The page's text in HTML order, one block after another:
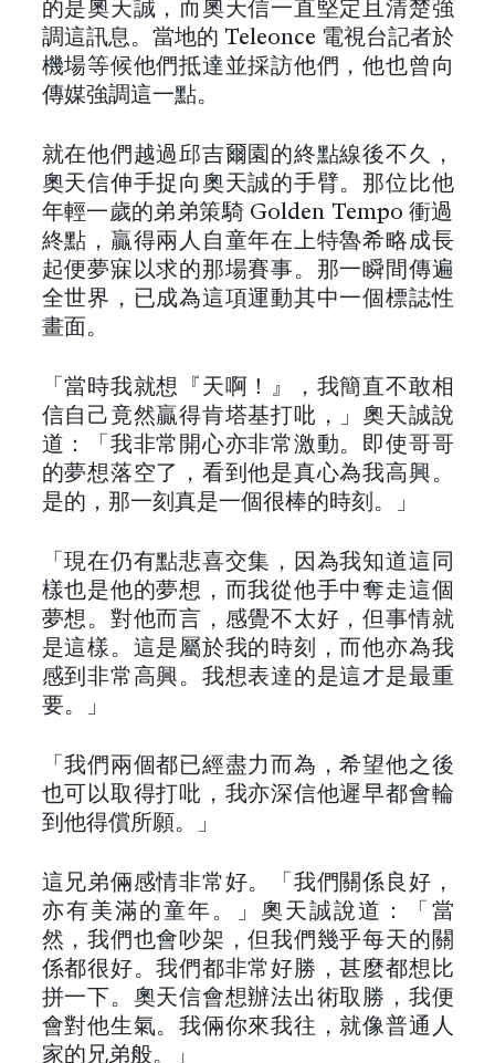
的是奧天誠，而奧天信一直堅定且清楚強
調這訊息。當地的 Teleonce 電視台記者於
機場等候他們抵達並採訪他們，他也曾向
傳媒強調這一點。
就在他們越過邱吉爾園的終點線後不久，
奧天信伸手捉向奧天誠的手臂。那位比他
年輕一歲的弟弟策騎 Golden Tempo 衝過
終點，贏得兩人自童年在上特魯希略成長
起便夢寐以求的那場賽事。那一瞬間傳遍
全世界，已成為這項運動其中一個標誌性
畫面。
「當時我就想『天啊！』，我簡直不敢相
信自己竟然贏得肯塔基打吡，」奧天誠說
道：「我非常開心亦非常激動。即使哥哥
的夢想落空了，看到他是真心為我高興。
是的，那一刻真是一個很棒的時刻。」
「現在仍有點悲喜交集，因為我知道這同
樣也是他的夢想，而我從他手中奪走這個
夢想。對他而言，感覺不太好，但事情就
是這樣。這是屬於我的時刻，而他亦為我
感到非常高興。我想表達的是這才是最重
要。」
「我們兩個都已經盡力而為，希望他之後
也可以取得打吡，我亦深信他遲早都會輪
到他得償所願。」
這兄弟倆感情非常好。「我們關係良好，
亦有美滿的童年。」奧天誠說道：「當
然，我們也會吵架，但我們幾乎每天的關
係都很好。我們都非常好勝，甚麼都想比
拼一下。奧天信會想辦法出術取勝，我便
會對他生氣。我倆你來我往，就像普通人
家的兄弟般。」